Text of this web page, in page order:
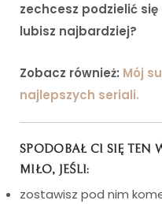
zechcesz podzielić
lubisz najbardziej?
Zobacz również: Mój
najlepszych seriali.
SPODOBAŁ CI SIĘ TEN
MIŁO, JEŚLI:
zostawisz pod nim